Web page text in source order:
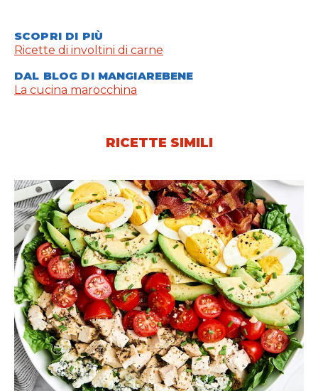
SCOPRI DI PIÙ
Ricette di involtini di carne
DAL BLOG DI MANGIAREBENE
La cucina marocchina
RICETTE SIMILI